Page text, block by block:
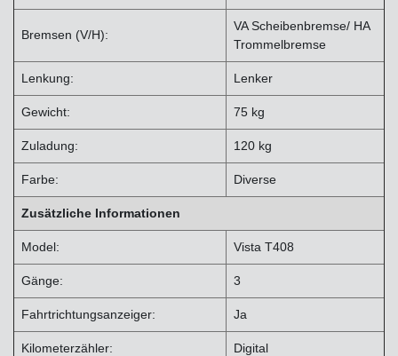
Bremsen (V/H):
VA Scheibenbremse/ HA
Trommelbremse
Lenkung: Lenker
Gewicht: 75 kg
Zuladung: 120 kg
Farbe: Diverse
Zusätzliche Informationen
Model: Vista T408
Gänge: 3
Fahrtrichtungsanzeiger: Ja
Kilometerzähler: Digital